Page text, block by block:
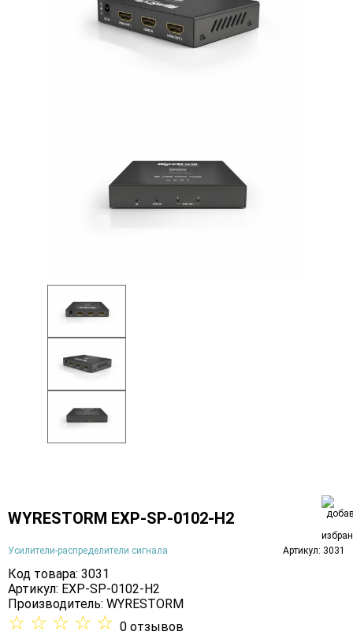
WYRESTORM EXP-SP-0102-H2
Усилители-распределители сигнала Артикул: 3031
Код товара: 3031
Артикул: EXP-SP-0102-H2
Производитель: WYRESTORM
☆ ☆ ☆ ☆ ☆ 0 отзывов